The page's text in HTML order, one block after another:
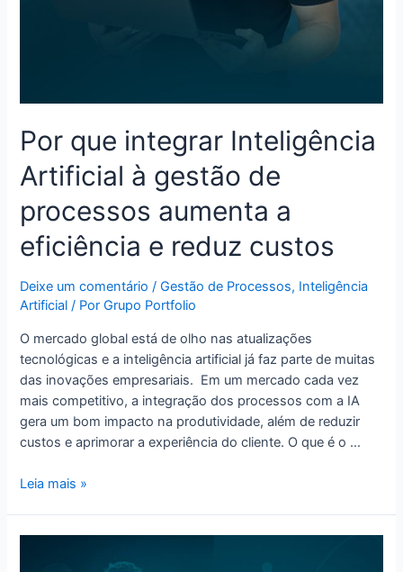
Por que integrar Inteligência
Artificial à gestão de
processos aumenta a
eficiência e reduz custos
Deixe um comentário /Gestão de Processos, Inteligência
Artificial / PorGrupo Portfolio
O mercado global está de olho nas atualizações
tecnológicas e a inteligência artificial já faz parte de muitas
das inovações empresariais. Em um mercado cada vez
mais competitivo, a integração dos processos com a IA
gera um bom impacto na produtividade, além de reduzir
custos e aprimorar a experiência do cliente. O que é o …
Leia mais »